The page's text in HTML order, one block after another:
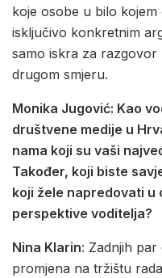
koje osobe u bilo kojem
isključivo konkretnim
samo iskra za
drugom smjeru.
Monika Jugović: Kao
društvene medije u
nama koji su vaši
Također, koji biste
koji žele napredovati u
perspektive voditelja?
Nina Klarin: Zadnjih par
promjena na tržištu